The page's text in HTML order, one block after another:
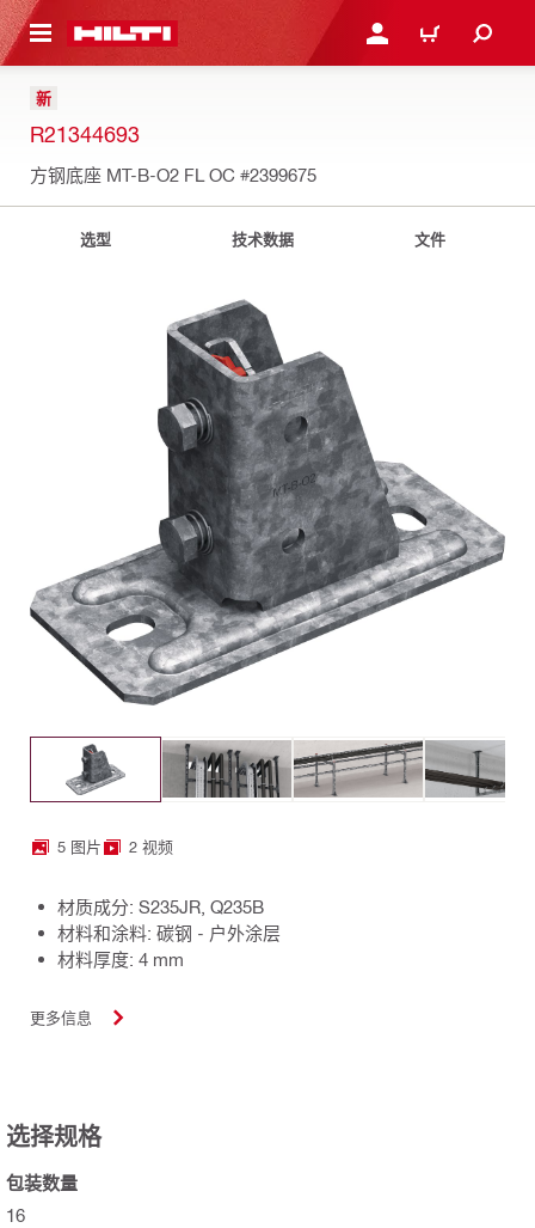
到主页 登录或注册购物车
新
R21344693
方钢底座 MT-B-O2 FL OC #2399675
选型 技术数据 文件
5 图片 2 视频
材质成分: S235JR, Q235B
材料和涂料: 碳钢 - 户外涂层
材料厚度: 4 mm
更多信息
选择规格
包装数量
16